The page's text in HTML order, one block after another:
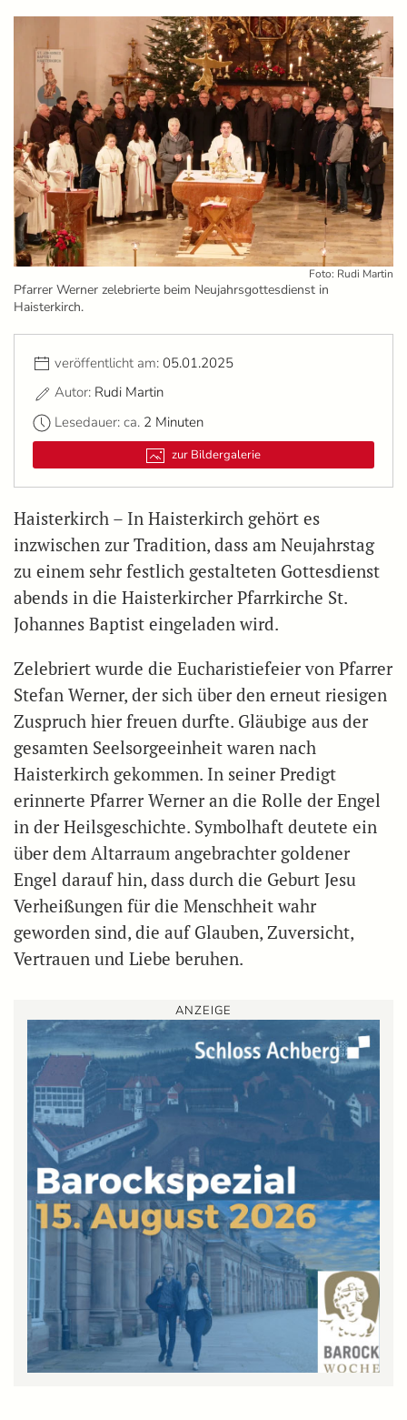
Foto: Rudi Martin
Pfarrer Werner zelebrierte beim Neujahrsgottesdienst in
Haisterkirch.
veröffentlicht am: 05.01.2025
Autor: Rudi Martin
Lesedauer: ca. 2 Minuten
zur Bildergalerie
Haisterkirch – In Haisterkirch gehört es
inzwischen zur Tradition, dass am Neujahrstag
zu einem sehr festlich gestalteten Gottesdienst
abends in die Haisterkircher Pfarrkirche St.
Johannes Baptist eingeladen wird.
Zelebriert wurde die Eucharistiefeier von Pfarrer
Stefan Werner, der sich über den erneut riesigen
Zuspruch hier freuen durfte. Gläubige aus der
gesamten Seelsorgeeinheit waren nach
Haisterkirch gekommen. In seiner Predigt
erinnerte Pfarrer Werner an die Rolle der Engel
in der Heilsgeschichte. Symbolhaft deutete ein
über dem Altarraum angebrachter goldener
Engel darauf hin, dass durch die Geburt Jesu
Verheißungen für die Menschheit wahr
geworden sind, die auf Glauben, Zuversicht,
Vertrauen und Liebe beruhen.
ANZEIGE